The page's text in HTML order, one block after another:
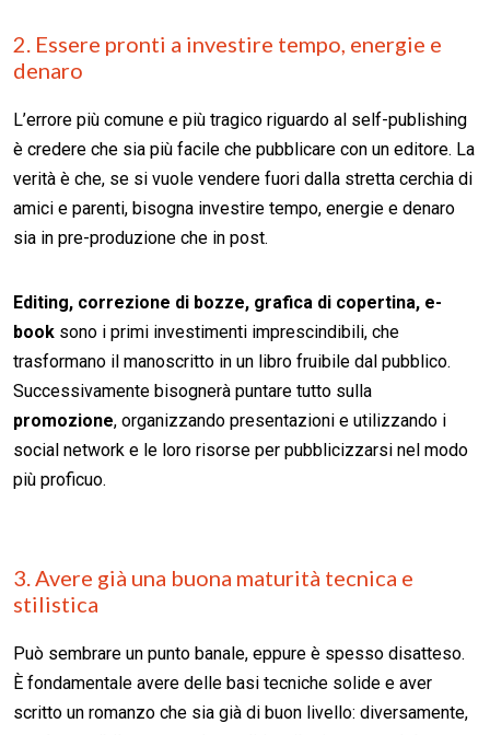
2. Essere pronti a investire tempo, energie e
denaro
L’errore più comune e più tragico riguardo al self-publishing
è credere che sia più facile che pubblicare con un editore. La
verità è che, se si vuole vendere fuori dalla stretta cerchia di
amici e parenti, bisogna investire tempo, energie e denaro
sia in pre-produzione che in post.
Editing, correzione di bozze, grafica di copertina, e-
book sono i primi investimenti imprescindibili, che
trasformano il manoscritto in un libro fruibile dal pubblico.
Successivamente bisognerà puntare tutto sulla
promozione, organizzando presentazioni e utilizzando i
social network e le loro risorse per pubblicizzarsi nel modo
più proficuo.
3. Avere già una buona maturità tecnica e
stilistica
Può sembrare un punto banale, eppure è spesso disatteso.
È fondamentale avere delle basi tecniche solide e aver
scritto un romanzo che sia già di buon livello: diversamente,